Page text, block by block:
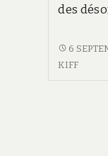
des
ÉVITEZ
DE
6
KIFF